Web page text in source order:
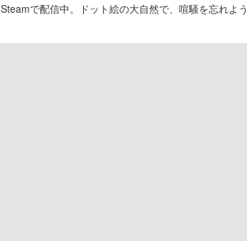
Steamで配信中。ドット絵の大自然で、喧騒を忘れよう